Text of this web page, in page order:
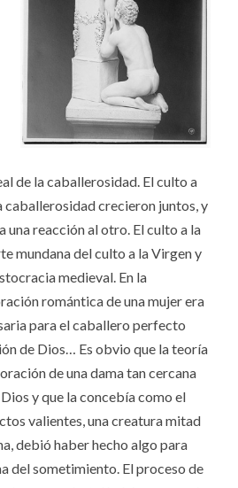
de la caballerosidad. El culto a
caballerosidad crecieron juntos, y
una reacción al otro. El culto a la
mundana del culto a la Virgen y
medieval. En la
romántica de una mujer era
para el caballero perfecto
de Dios… Es obvio que la teoría
de una dama tan cercana
y que la concebía como el
valientes, una creatura mitad
debió haber hecho algo para
del sometimiento. El proceso de